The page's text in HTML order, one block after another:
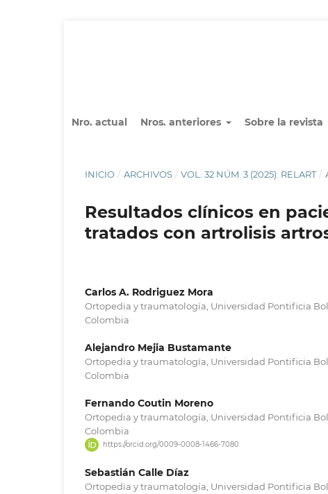
Nro. actual Nros. anteriores Sobre la revista
INICIO / ARCHIVOS / VOL. 32 NÚM. 3 (2025): RELART /
Resultados clínicos en
tratados con artrolisis
Carlos A. Rodriguez Mora
Ortopedia y traumatología, Universidad Pontificia
Colombia
Alejandro Mejia Bustamante
Ortopedia y traumatología, Universidad Pontificia
Colombia
Fernando Coutin Moreno
Ortopedia y traumatología, Universidad Pontificia
Colombia
https://orcid.org/0009-0008-1466-7080
Sebastián Calle Díaz
Ortopedia y traumatología, Universidad Pontificia